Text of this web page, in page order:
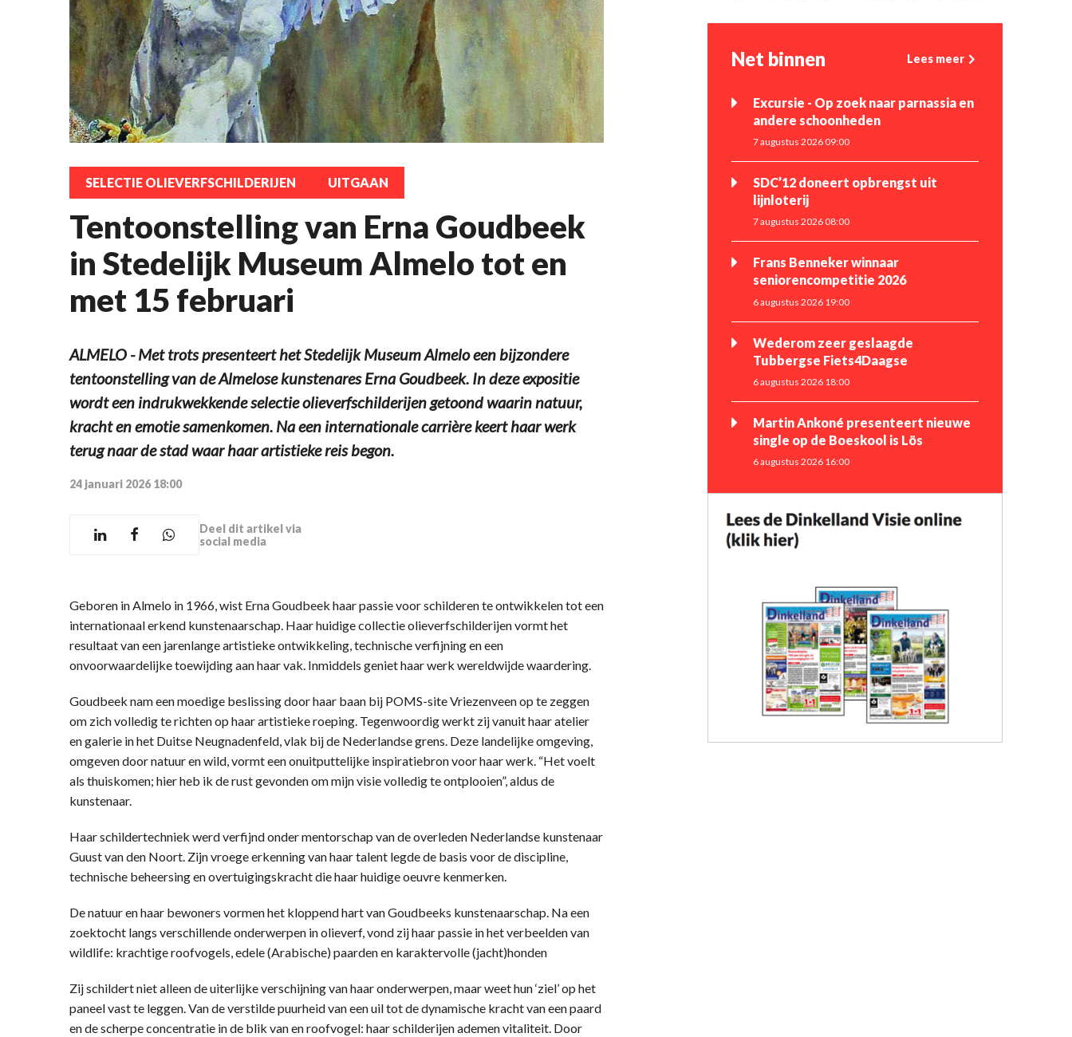
SELECTIE OLIEVERFSCHILDERIJEN UITGAAN
Tentoonstelling van Erna Goudbeek
in Stedelijk Museum Almelo tot en
met 15 februari
ALMELO - Met trots presenteert het Stedelijk Museum Almelo een bijzondere
tentoonstelling van de Almelose kunstenares Erna Goudbeek. In deze expositie
wordt een indrukwekkende selectie olieverfschilderijen getoond waarin natuur,
kracht en emotie samenkomen. Na een internationale carrière keert haar werk
terug naar de stad waar haar artistieke reis begon.
24 januari 2026 18:00
Deel dit artikel via
social media
Geboren in Almelo in 1966, wist Erna Goudbeek haar passie voor schilderen te ontwikkelen tot een
internationaal erkend kunstenaarschap. Haar huidige collectie olieverfschilderijen vormt het
resultaat van een jarenlange artistieke ontwikkeling, technische verfijning en een
onvoorwaardelijke toewijding aan haar vak. Inmiddels geniet haar werk wereldwijde waardering.
Goudbeek nam een moedige beslissing door haar baan bij POMS-site Vriezenveen op te zeggen
om zich volledig te richten op haar artistieke roeping. Tegenwoordig werkt zij vanuit haar atelier
en galerie in het Duitse Neugnadenfeld, vlak bij de Nederlandse grens. Deze landelijke omgeving,
omgeven door natuur en wild, vormt een onuitputtelijke inspiratiebron voor haar werk. “Het voelt
als thuiskomen; hier heb ik de rust gevonden om mijn visie volledig te ontplooien”, aldus de
kunstenaar.
Haar schildertechniek werd verfijnd onder mentorschap van de overleden Nederlandse kunstenaar
Guust van den Noort. Zijn vroege erkenning van haar talent legde de basis voor de discipline,
technische beheersing en overtuigingskracht die haar huidige oeuvre kenmerken.
De natuur en haar bewoners vormen het kloppend hart van Goudbeeks kunstenaarschap. Na een
zoektocht langs verschillende onderwerpen in olieverf, vond zij haar passie in het verbeelden van
wildlife: krachtige roofvogels, edele (Arabische) paarden en karaktervolle (jacht)honden
Zij schildert niet alleen de uiterlijke verschijning van haar onderwerpen, maar weet hun ‘ziel’ op het
paneel vast te leggen. Van de verstilde puurheid van een uil tot de dynamische kracht van een paard
en de scherpe concentratie in de blik van en roofvogel: haar schilderijen ademen vitaliteit. Door
Net binnen Lees meer
Excursie - Op zoek naar parnassia en
andere schoonheden
7 augustus 2026 09:00
SDC’12 doneert opbrengst uit
lijnloterij
7 augustus 2026 08:00
Frans Benneker winnaar
seniorencompetitie 2026
6 augustus 2026 19:00
Wederom zeer geslaagde
Tubbergse Fiets4Daagse
6 augustus 2026 18:00
Martin Ankoné presenteert nieuwe
single op de Boeskool is Lös
6 augustus 2026 16:00